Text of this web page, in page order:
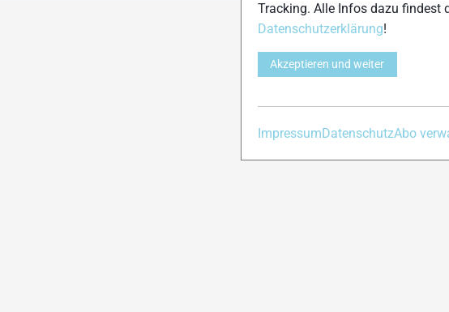
Tracking. Alle Infos dazu findest
Datenschutzerklärung!
Akzeptieren und weiter
ImpressumDatenschutzAbo